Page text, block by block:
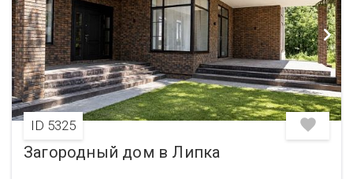
ID 5325
Загородный дом в Липка